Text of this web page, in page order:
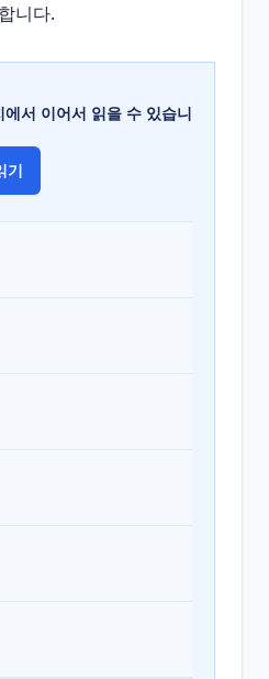
니다.
서 이어서 읽을 수 있습니
기